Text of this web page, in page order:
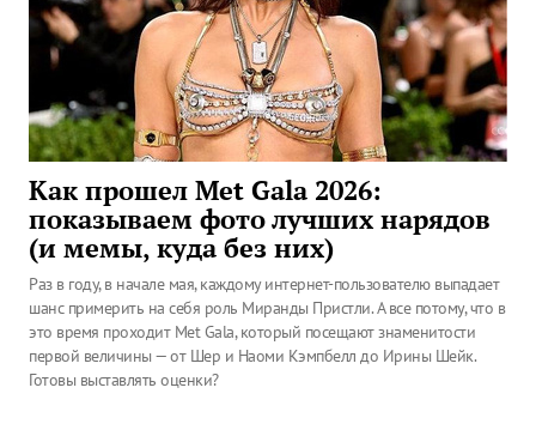
Как прошел Met Gala 2026:
показываем фото лучших нарядов
(и мемы, куда без них)
Раз в году, в начале мая, каждому интернет-пользователю выпадает
шанс примерить на себя роль Миранды Пристли. А все потому, что в
это время проходит Met Gala, который посещают знаменитости
первой величины — от Шер и Наоми Кэмпбелл до Ирины Шейк.
Готовы выставлять оценки?